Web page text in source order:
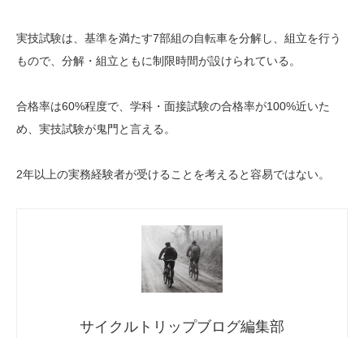
実技試験は、基準を満たす7部組の自転車を分解し、組立を行う
もので、分解・組立ともに制限時間が設けられている。
合格率は60%程度で、学科・面接試験の合格率が100%近いた
め、実技試験が鬼門と言える。
2年以上の実務経験者が受けることを考えると容易ではない。
サイクルトリップブログ編集部